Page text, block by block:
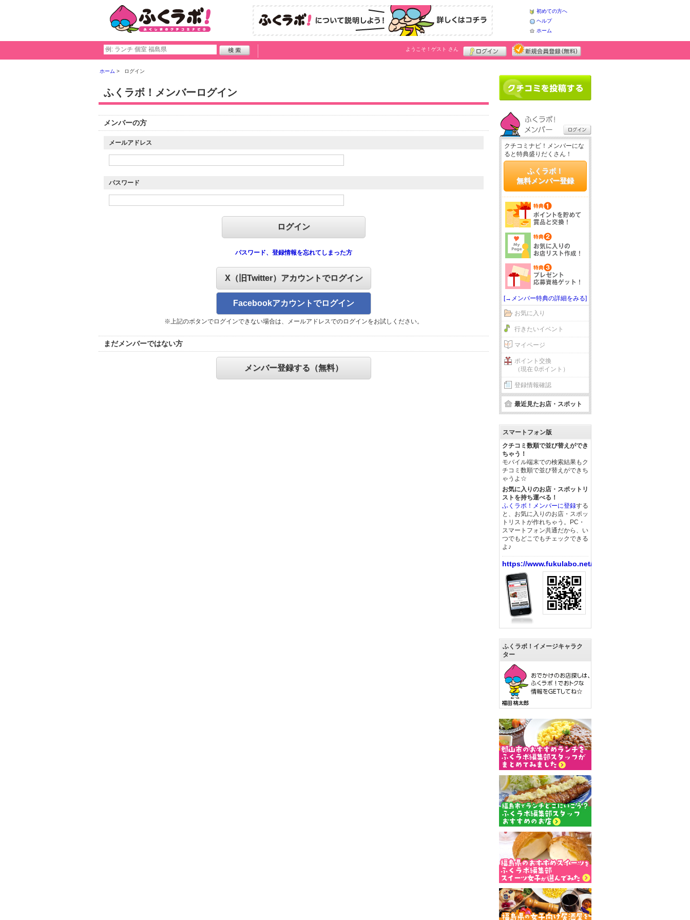
初めての方へ
ヘルプ
ホーム
ようこそ！ ゲスト さん
ホーム ログイン
ふくラボ！メンバーログイン
メンバーの方
メールアドレス
パスワード
パスワード、登録情報を忘れてしまった方
X（旧Twitter）アカウントでログイン
Facebookアカウントでログイン
※上記のボタンでログインできない場合は、メールアドレスでのログインをお試しください。
まだメンバーではない方
メンバー登録する（無料）
クチコミナビ！メンバーにな
ると特典盛りだくさん！
ふくラボ！
無料メンバー登録
[→メンバー特典の詳細をみる]
お気に入り
行きたいイベント
マイページ
ポイント交換
（現在 0ポイント）
登録情報確認
最近見たお店・スポット
スマートフォン版
クチコミ数順で並び替えができ
ちゃう！
モバイル端末での検索結果もク
チコミ数順で並び替えができち
ゃうよ☆
お気に入りのお店・スポットリ
ストを持ち運べる！
ふくラボ！メンバーに登録する
と、お気に入りのお店・スポッ
トリストが作れちゃう。PC・
スマートフォン共通だから、い
つでもどこでもチェックできる
よ♪
https://www.fukulabo.net/
ふくラボ！イメージキャラク
ター